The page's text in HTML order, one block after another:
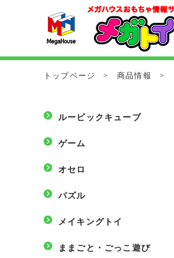
トップページ > 商品情報 >
ルービックキューブ
ゲーム
オセロ
パズル
メイキングトイ
ままごと・ごっこ遊び